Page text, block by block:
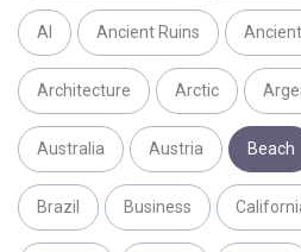
AI Ancient Ruins
Architecture Arctic
Australia Austria Beach
Brazil Business